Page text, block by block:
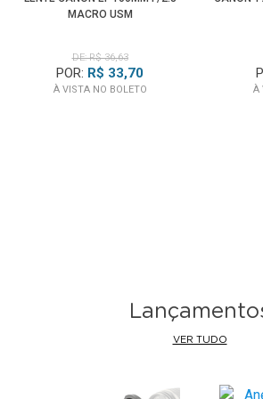
MACRO USM
DE: R$ 36,63
POR: R$ 33,70
À VISTA NO BOLETO À
VER TUDO